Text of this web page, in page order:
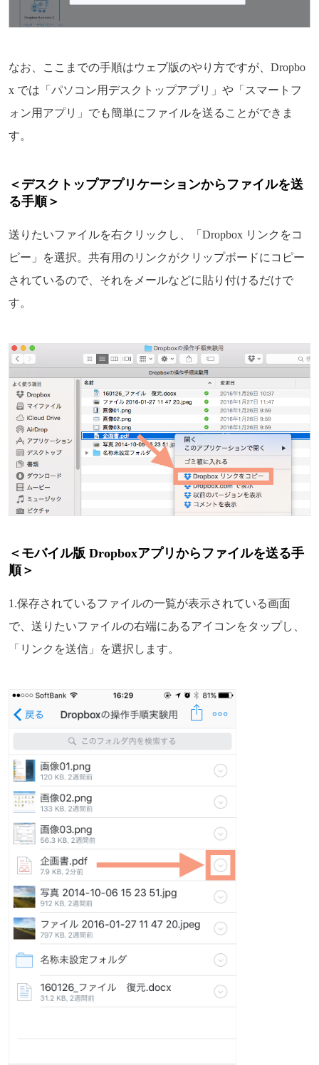
なお、ここまでの手順はウェブ版のやり方ですが、Dropbo
x では「パソコン用デスクトップアプリ」や「スマートフ
ォン用アプリ」でも簡単にファイルを送ることができま
す。
＜デスクトップアプリケーションからファイルを送
る手順＞
送りたいファイルを右クリックし、「Dropbox リンクをコ
ピー」を選択。共有用のリンクがクリップボードにコピー
されているので、それをメールなどに貼り付けるだけで
す。
＜モバイル版 Dropboxアプリからファイルを送る手
順＞
1.保存されているファイルの一覧が表示されている画面
で、送りたいファイルの右端にあるアイコンをタップし、
「リンクを送信」を選択します。